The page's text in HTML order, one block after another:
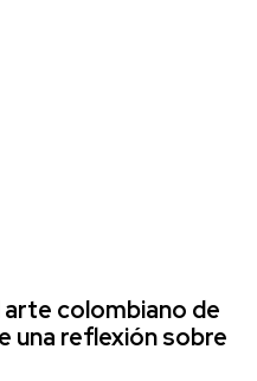
arte colombiano de
una reflexión sobre